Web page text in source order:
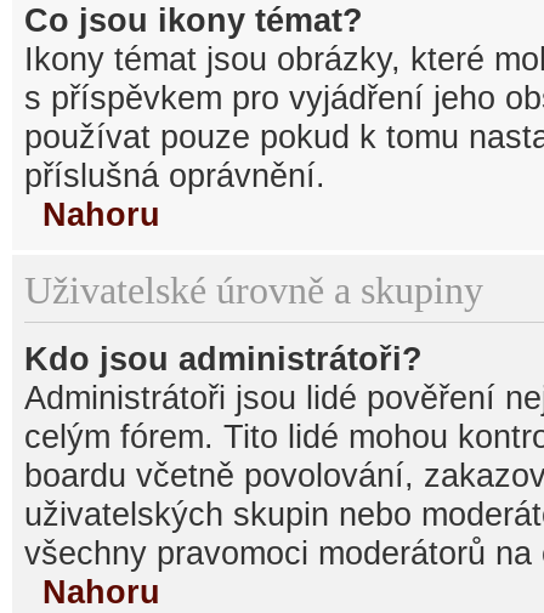
Co jsou ikony témat?
Ikony témat jsou obrázky, které
s příspěvkem pro vyjádření jeho
používat pouze pokud k tomu
příslušná oprávnění.
Nahoru
Uživatelské úrovně a skupiny
Kdo jsou administrátoři?
Administrátoři jsou lidé pověření
celým fórem. Tito lidé mohou
boardu včetně povolování,
uživatelských skupin nebo
všechny pravomoci moderátorů na
Nahoru